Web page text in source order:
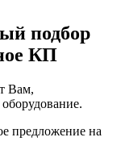
подбор
КП
Вам,
предложение на